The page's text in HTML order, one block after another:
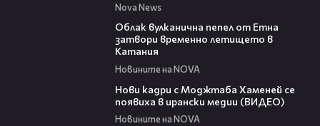
Nova News
Облак вулканична пепел от Етна
затвори временно летището в
Катания
Новините на NOVA
Нови кадри с Моджтаба Хаменей се
появиха в ирански медии (ВИДЕО)
Новините на NOVA